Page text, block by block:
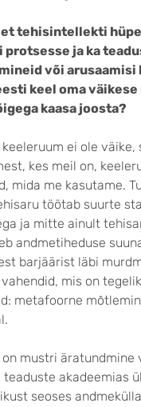
et tehisintellekti
protsesse ja ka
või arusaamisi
keel oma
kaasa joosta?
keeleruum ei ole väike,
kes meil on,
mida me kasutame.
töötab suurte
ja mitte ainult
andmetiheduse
barjäärist läbi
mis on
metafoorne
mustri äratundmine
teaduste akadeemias
seoses